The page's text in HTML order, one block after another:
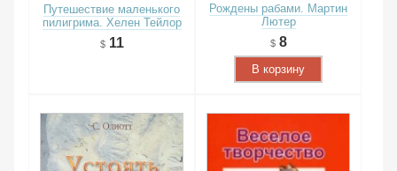
Путешествие маленького
пилигрима. Хелен Тейлор
11
Рождены рабами. Мартин
Лютер
8
В корзину